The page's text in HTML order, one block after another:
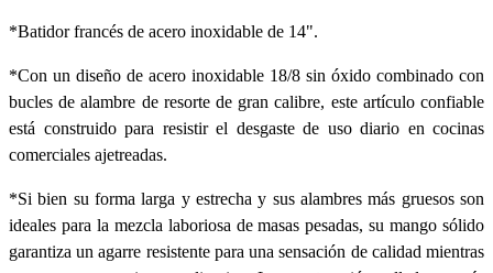
*Batidor francés de acero inoxidable de 14".
*Con un diseño de acero inoxidable 18/8 sin óxido combinado con
bucles de alambre de resorte de gran calibre, este artículo confiable
está construido para resistir el desgaste de uso diario en cocinas
comerciales ajetreadas.
*Si bien su forma larga y estrecha y sus alambres más gruesos son
ideales para la mezcla laboriosa de masas pesadas, su mango sólido
garantiza un agarre resistente para una sensación de calidad mientras